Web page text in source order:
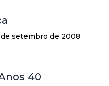
setembro de 2008
40